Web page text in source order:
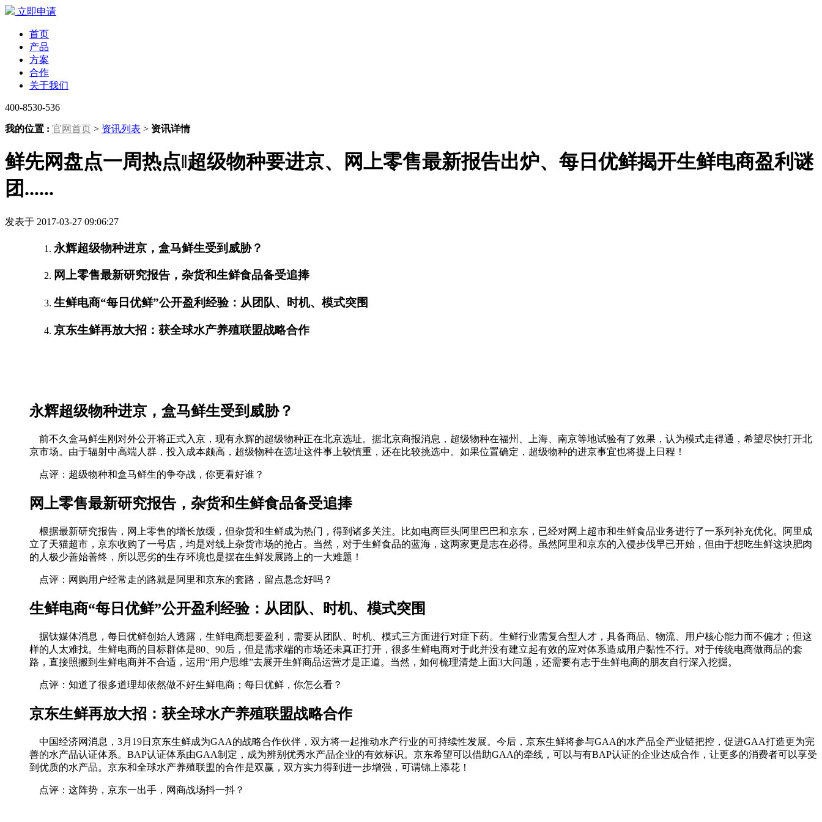
立即申请
首页
产品
方案
合作
关于我们
400-8530-536
我的位置 : 官网首页 > 资讯列表 > 资讯详情
鲜先网盘点一周热点‖超级物种要进京、网上零售最新报告出炉、每日优鲜揭开生鲜电商盈利谜
团......
发表于 2017-03-27 09:06:27
永辉超级物种进京，盒马鲜生受到威胁？
网上零售最新研究报告，杂货和生鲜食品备受追捧
生鲜电商“每日优鲜”公开盈利经验：从团队、时机、模式突围
京东生鲜再放大招：获全球水产养殖联盟战略合作
永辉超级物种进京，盒马鲜生受到威胁？
前不久盒马鲜生刚对外公开将正式入京，现有永辉的超级物种正在北京选址。据北京商报消息，超级物种在福州、上海、南京等地试验有了效果，认为模式走得通，希望尽快打开北
京市场。由于辐射中高端人群，投入成本颇高，超级物种在选址这件事上较慎重，还在比较挑选中。如果位置确定，超级物种的进京事宜也将提上日程！
点评：超级物种和盒马鲜生的争夺战，你更看好谁？
网上零售最新研究报告，杂货和生鲜食品备受追捧
根据最新研究报告，网上零售的增长放缓，但杂货和生鲜成为热门，得到诸多关注。比如电商巨头阿里巴巴和京东，已经对网上超市和生鲜食品业务进行了一系列补充优化。阿里成
立了天猫超市，京东收购了一号店，均是对线上杂货市场的抢占。当然，对于生鲜食品的蓝海，这两家更是志在必得。虽然阿里和京东的入侵步伐早已开始，但由于想吃生鲜这块肥肉
的人极少善始善终，所以恶劣的生存环境也是摆在生鲜发展路上的一大难题！
点评：网购用户经常走的路就是阿里和京东的套路，留点悬念好吗？
生鲜电商“每日优鲜”公开盈利经验：从团队、时机、模式突围
据钛媒体消息，每日优鲜创始人透露，生鲜电商想要盈利，需要从团队、时机、模式三方面进行对症下药。生鲜行业需复合型人才，具备商品、物流、用户核心能力而不偏才；但这
样的人太难找。生鲜电商的目标群体是80、90后，但是需求端的市场还未真正打开，很多生鲜电商对于此并没有建立起有效的应对体系造成用户黏性不行。对于传统电商做商品的套
路，直接照搬到生鲜电商并不合适，运用“用户思维”去展开生鲜商品运营才是正道。当然，如何梳理清楚上面3大问题，还需要有志于生鲜电商的朋友自行深入挖掘。
点评：知道了很多道理却依然做不好生鲜电商；每日优鲜，你怎么看？
京东生鲜再放大招：获全球水产养殖联盟战略合作
中国经济网消息，3月19日京东生鲜成为GAA的战略合作伙伴，双方将一起推动水产行业的可持续性发展。今后，京东生鲜将参与GAA的水产品全产业链把控，促进GAA打造更为完
善的水产品认证体系。BAP认证体系由GAA制定，成为辨别优秀水产品企业的有效标识。京东希望可以借助GAA的牵线，可以与有BAP认证的企业达成合作，让更多的消费者可以享受
到优质的水产品。京东和全球水产养殖联盟的合作是双赢，双方实力得到进一步增强，可谓锦上添花！
点评：这阵势，京东一出手，网商战场抖一抖？